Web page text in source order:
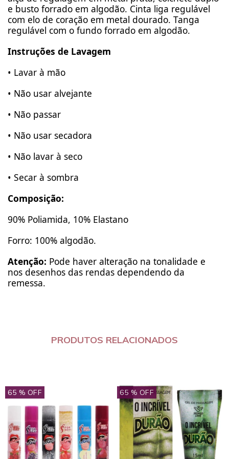
e busto forrado em algodão. Cinta liga regulável
com elo de coração em metal dourado. Tanga
regulável com o fundo forrado em algodão.
Instruções de Lavagem
• Lavar à mão
• Não usar alvejante
• Não passar
• Não usar secadora
• Não lavar à seco
• Secar à sombra
Composição:
90% Poliamida, 10% Elastano
Forro: 100% algodão.
Atenção: Pode haver alteração na tonalidade e
nos desenhos das rendas dependendo da
remessa.
PRODUTOS RELACIONADOS
65 % OFF 65 % OFF